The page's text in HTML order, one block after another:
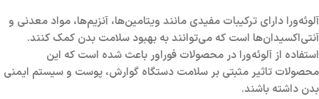
آلوئه‌ورا دارای ترکیبات مفیدی مانند ویتامین‌ها، آنزیم‌ها، مواد معدنی و
آنتی‌اکسیدان‌ها است که می‌توانند به بهبود سلامت بدن کمک کنند.
استفاده از آلوئه‌ورا در محصولات فوراور باعث شده است که این
محصولات تاثیر مثبتی بر سلامت دستگاه گوارش، پوست و سیستم ایمنی
بدن داشته باشند.